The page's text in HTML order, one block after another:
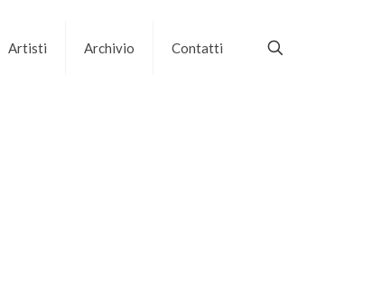
Artisti Archivio Contatti